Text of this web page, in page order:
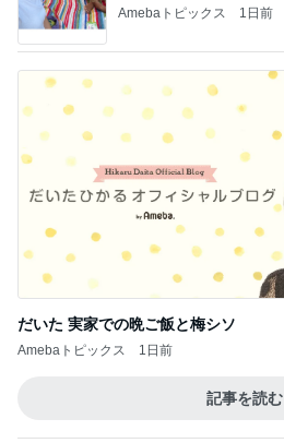
Amebaトピックス 1日前
だいた 実家での晩ご飯と梅シソ
Amebaトピックス 1日前
記事を読む